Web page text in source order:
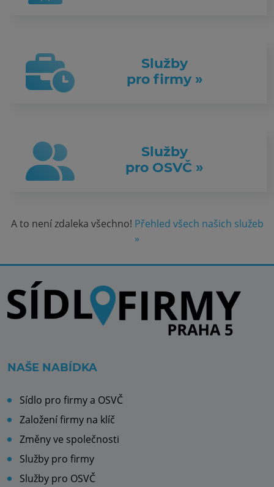
Služby
pro firmy »
Služby
pro OSVČ »
A to není zdaleka všechno! Přehled všech našich služeb
»
NAŠE NABÍDKA
Sídlo pro firmy a OSVČ
Založení firmy na klíč
Změny ve společnosti
Služby pro firmy
Služby pro OSVČ